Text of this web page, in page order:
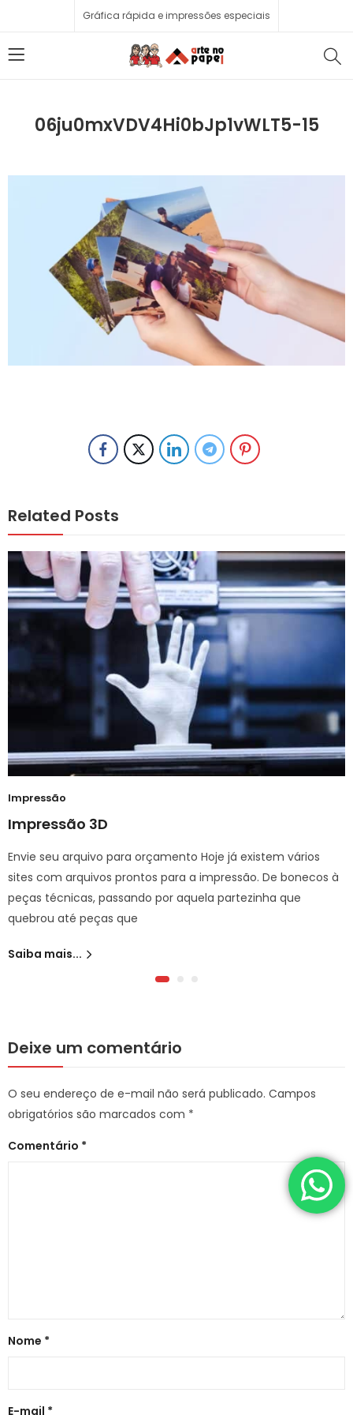
Gráfica rápida e impressões especiais
06ju0mxVDV4Hi0bJp1vWLT5-15
Related Posts
Impressão
Impressão 3D
Envie seu arquivo para orçamento Hoje já existem vários
sites com arquivos prontos para a impressão. De bonecos à
peças técnicas, passando por aquela partezinha que
quebrou até peças que
Saiba mais...
Deixe um comentário
O seu endereço de e-mail não será publicado. Campos
obrigatórios são marcados com *
Comentário *
Nome *
E-mail *